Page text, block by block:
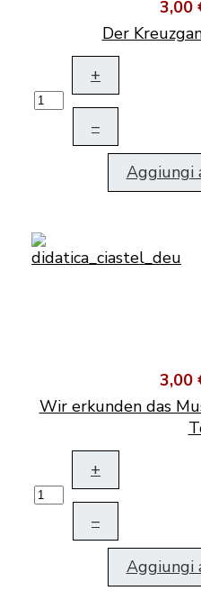
3,00
Der
+
–
Aggiungi
3,00
Wir erkunden das
+
–
Aggiungi